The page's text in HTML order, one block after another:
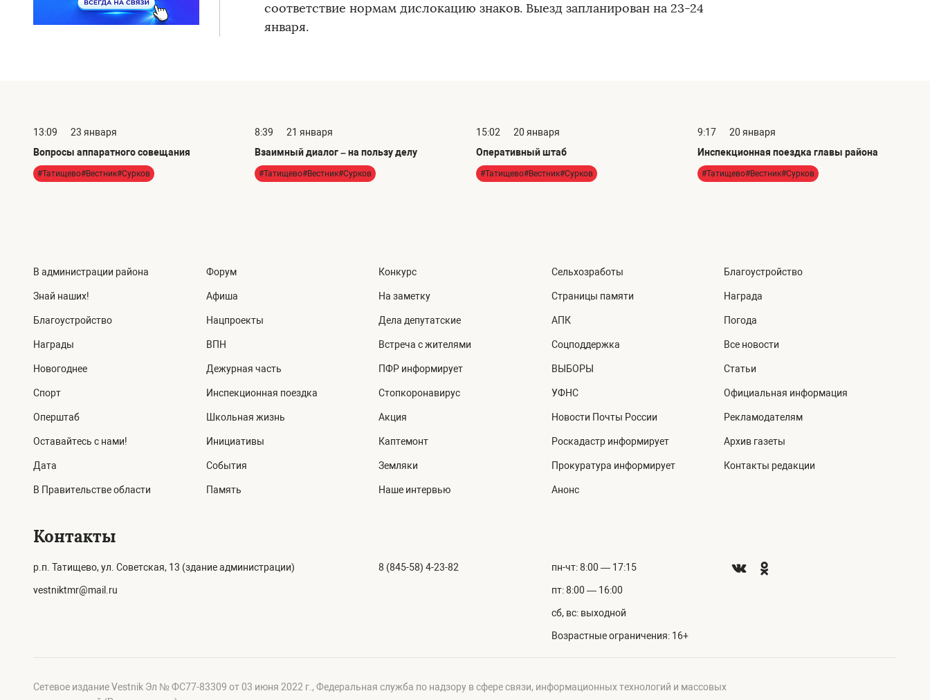
соответствие нормам дислокацию знаков. Выезд запланирован на 23-24
января.
13:09
23 января
Вопросы аппаратного совещания
#Татищево#Вестник#Сурков
8:39
21 января
Взаимный диалог – на пользу делу
#Татищево#Вестник#Сурков
15:02
20 января
Оперативный штаб
#Татищево#Вестник#Сурков
9:17
20 января
Инспекционная поездка главы района
#Татищево#Вестник#Сурков
В администрации района
Знай наших!
Благоустройство
Награды
Новогоднее
Спорт
Оперштаб
Оставайтесь с нами!
Дата
В Правительстве области
Форум
Афиша
Нацпроекты
ВПН
Дежурная часть
Инспекционная поездка
Школьная жизнь
Инициативы
События
Память
Конкурс
На заметку
Дела депутатские
Встреча с жителями
ПФР информирует
Стопкоронавирус
Акция
Каптемонт
Земляки
Наше интервью
Сельхозработы
Страницы памяти
АПК
Соцподдержка
ВЫБОРЫ
УФНС
Новости Почты России
Роскадастр информирует
Прокуратура информирует
Анонс
Благоустройство
Награда
Погода
Все новости
Статьи
Официальная информация
Рекламодателям
Архив газеты
Контакты редакции
Контакты
р.п. Татищево, ул. Советская, 13 (здание администрации)
vestniktmr@mail.ru
8 (845-58) 4-23-82 пн-чт: 8:00 — 17:15
пт: 8:00 — 16:00
сб, вс: выходной
Возрастные ограничения: 16+
Сетевое издание Vestnik Эл № ФС77-83309 от 03 июня 2022 г., Федеральная служба по надзору в сфере связи, информационных технологий и массовых